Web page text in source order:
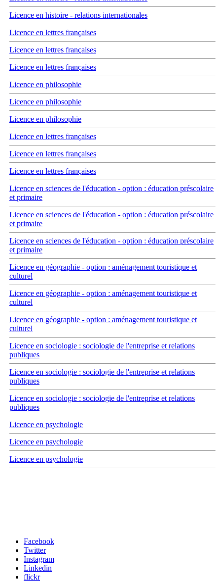
Licence en histoire - relations internationales
Licence en lettres françaises
Licence en lettres françaises
Licence en lettres françaises
Licence en philosophie
Licence en philosophie
Licence en philosophie
Licence en lettres françaises
Licence en lettres françaises
Licence en lettres françaises
Licence en sciences de l'éducation - option : éducation préscolaire
et primaire
Licence en sciences de l'éducation - option : éducation préscolaire
et primaire
Licence en sciences de l'éducation - option : éducation préscolaire
et primaire
Licence en géographie - option : aménagement touristique et
culturel
Licence en géographie - option : aménagement touristique et
culturel
Licence en géographie - option : aménagement touristique et
culturel
Licence en sociologie : sociologie de l'entreprise et relations
publiques
Licence en sociologie : sociologie de l'entreprise et relations
publiques
Licence en sociologie : sociologie de l'entreprise et relations
publiques
Licence en psychologie
Licence en psychologie
Licence en psychologie
Facebook
Twitter
Instagram
Linkedin
flickr